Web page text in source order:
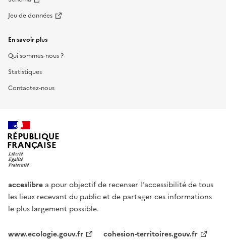
Jeu de données
En savoir plus
Qui sommes-nous ?
Statistiques
Contactez-nous
RÉPUBLIQUE
FRANÇAISE
acceslibre a pour objectif de recenser l'accessibilité de tous
les lieux recevant du public et de partager ces informations
le plus largement possible.
www.ecologie.gouv.fr
cohesion-territoires.gouv.fr